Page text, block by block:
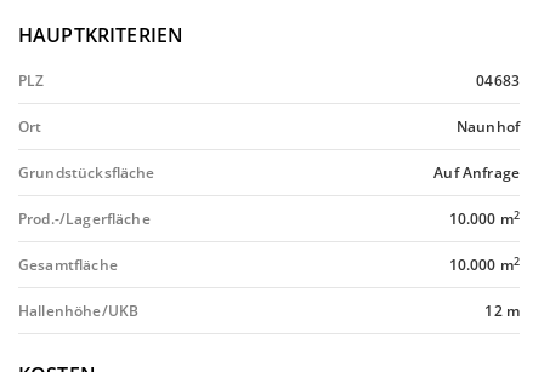
HAUPTKRITERIEN
PLZ 04683
Ort Naunhof
Grundstücksfläche Auf Anfrage
Prod.-/Lagerfläche 10.000 m2
Gesamtfläche 10.000 m2
Hallenhöhe/UKB 12 m